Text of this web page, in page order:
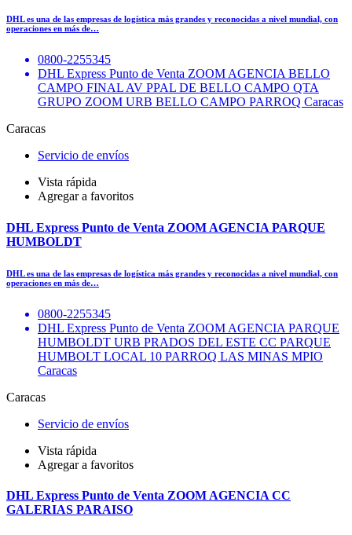
DHL es una de las empresas de logística más grandes y reconocidas a nivel mundial, con
operaciones en más de…
0800-2255345
DHL Express Punto de Venta ZOOM AGENCIA BELLO
CAMPO FINAL AV PPAL DE BELLO CAMPO QTA
GRUPO ZOOM URB BELLO CAMPO PARROQ Caracas
Caracas
Servicio de envíos
Vista rápida
Agregar a favoritos
DHL Express Punto de Venta ZOOM AGENCIA PARQUE
HUMBOLDT
DHL es una de las empresas de logística más grandes y reconocidas a nivel mundial, con
operaciones en más de…
0800-2255345
DHL Express Punto de Venta ZOOM AGENCIA PARQUE
HUMBOLDT URB PRADOS DEL ESTE CC PARQUE
HUMBOLT LOCAL 10 PARROQ LAS MINAS MPIO
Caracas
Caracas
Servicio de envíos
Vista rápida
Agregar a favoritos
DHL Express Punto de Venta ZOOM AGENCIA CC
GALERIAS PARAISO